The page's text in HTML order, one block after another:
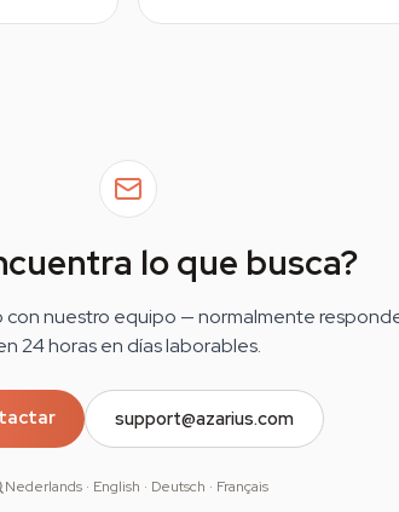
lo que busca?
nuestro equipo — normalmente
24 horas en días laborables.
support@azarius.com
Nederlands · English · Deutsch · Français